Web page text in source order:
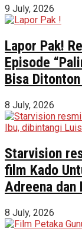
9 July, 2026
Lapor Pak!
Episode
Bisa
8 July, 2026
Starvision
film Kado
Adreena dan
8 July, 2026